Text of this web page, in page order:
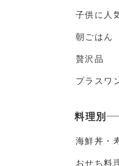
子供に人
朝ごはん
贅沢品
プラスワ
料理別
海鮮丼・
おせち料